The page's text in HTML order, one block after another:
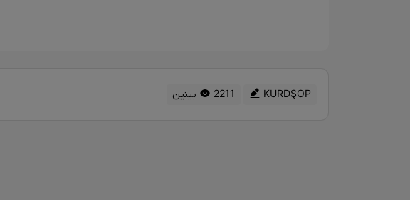
KURDŞOP 2211 بینین